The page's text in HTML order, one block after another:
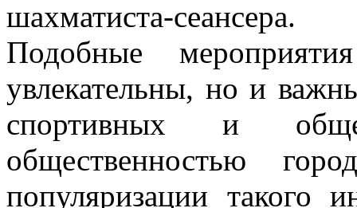
шахматиста-сеансера.
Подобные
увлекательны, но и
спортивных и
общественностью
популяризации такого